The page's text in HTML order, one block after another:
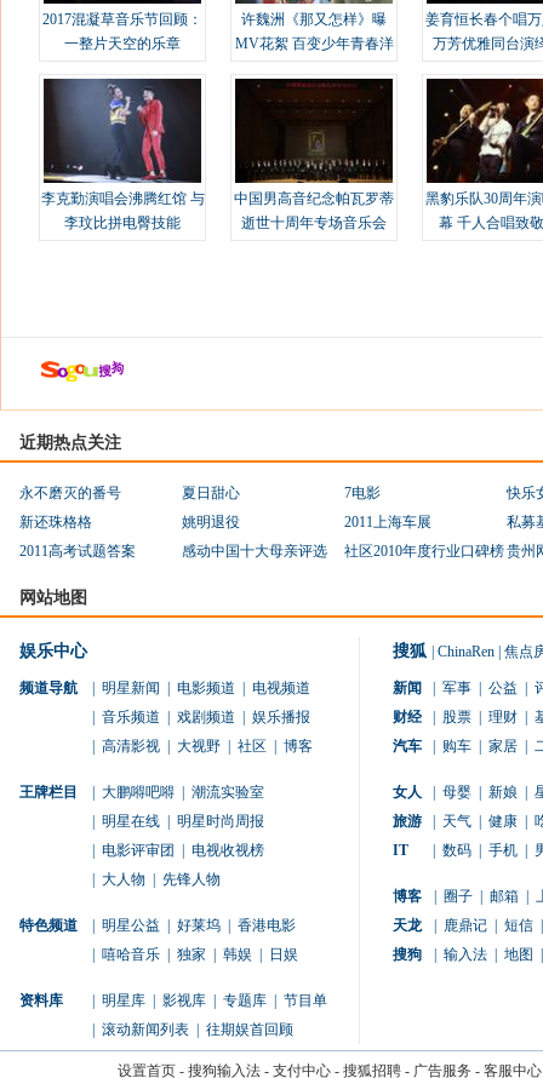
2017混凝草音乐节回顾：
一整片天空的乐章
许魏洲《那又怎样》曝
MV花絮 百变少年青春洋
姜育恒长春个唱
万芳优雅同台演
李克勤演唱会沸腾红馆 与
李玟比拼电臀技能
中国男高音纪念帕瓦罗蒂
逝世十周年专场音乐会
黑豹乐队30周年
幕 千人合唱致
近期热点关注
永不磨灭的番号 夏日甜心 7电影
快乐
新还珠格格
姚明退役 2011上海车展
私募
2011高考试题答案
感动中国十大母亲评选 社区2010年度行业口碑榜贵州
网站地图
娱乐中心
频道导航 明星新闻 电影频道
电视频道
音乐频道 戏剧频道
娱乐播报
高清影视 大视野 社区 博客
王牌栏目 大鹏嘚吧嘚
潮流实验室
明星在线
明星时尚周报
电影评审团
电视收视榜
大人物 先锋人物
特色频道 明星公益 好莱坞
香港电影
嘻哈音乐 独家 韩娱 日娱
资料库 明星库 影视库 专题库
节目单
滚动新闻列表 往期娱首回顾
搜狐 ChinaRen 焦点
新闻 军事 公益
财经
股票 理财
汽车
购车 家居
女人 母婴 新娘
旅游
天气 健康
IT
数码 手机
博客 圈子 邮箱
天龙
鹿鼎记 短信
搜狗
输入法 地图
设置首页- 搜狗输入法- 支付中心- 搜狐招聘- 广告服务 - 客服中心